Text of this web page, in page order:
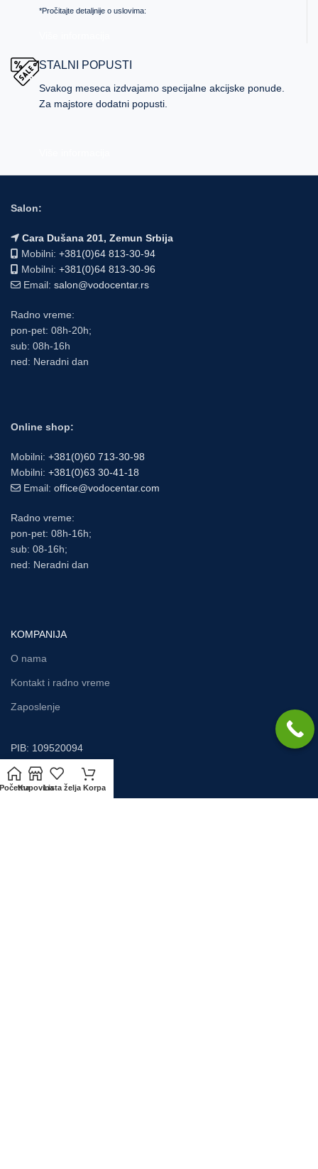
*Pročitajte detaljnije o uslovima:
STALNI POPUSTI
Svakog meseca izdvajamo specijalne akcijske ponude.
Za majstore dodatni popusti.
Salon:
Cara Dušana 201, Zemun Srbija
Mobilni: +381(0)64 813-30-94
Mobilni: +381(0)64 813-30-96
Email: salon@vodocentar.rs
Radno vreme:
pon-pet: 08h-20h;
sub: 08h-16h
ned: Neradni dan
Online shop:
Mobilni: +381(0)60 713-30-98
Mobilni: +381(0)63 30-41-18
Email: office@vodocentar.com
Radno vreme:
pon-pet: 08h-16h;
sub: 08-16h;
ned: Neradni dan
KOMPANIJA
O nama
Kontakt i radno vreme
Zaposlenje
PIB: 109520094
MB: 21197467
KupovinaLista želja Korpa